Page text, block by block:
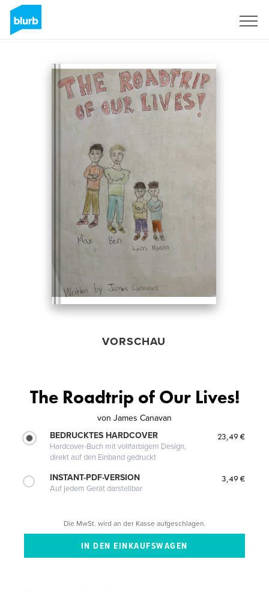
VORSCHAU
The Roadtrip of Our Lives!
von James Canavan
BEDRUCKTES HARDCOVER
Hardcover-Buch mit vollfarbigem Design,
direkt auf den Einband gedruckt
23,49 €
INSTANT-PDF-VERSION
Auf jedem Gerät darstellbar
3,49 €
Die MwSt. wird an der Kasse aufgeschlagen.